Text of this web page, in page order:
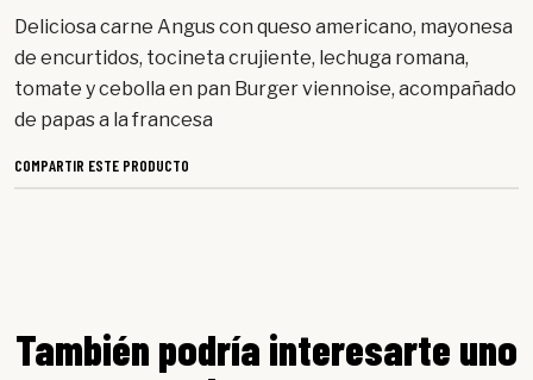
Deliciosa carne Angus con queso americano, mayonesa
de encurtidos, tocineta crujiente, lechuga romana,
tomate y cebolla en pan Burger viennoise, acompañado
de papas a la francesa
COMPARTIR ESTE PRODUCTO
También podría interesarte uno